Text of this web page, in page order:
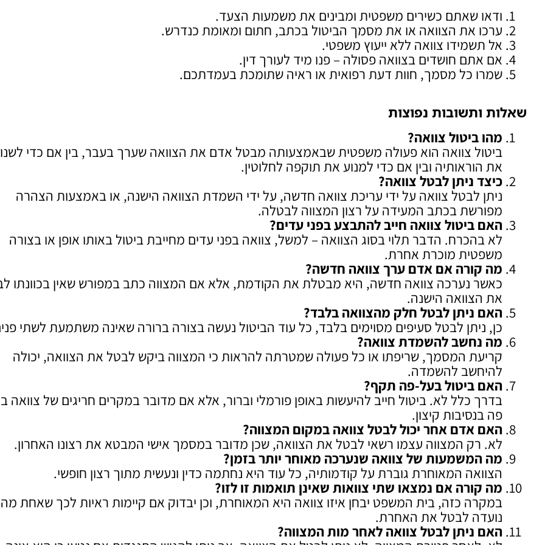
ודאו שאתם כשירים משפטית ומבינים את משמעות הצעד.
ערכו את הצוואה או את מסמך הביטול בכתב, חתום ומאומת כנדרש.
אל תשמידו צוואה ללא ייעוץ משפטי.
אם אתם חושדים בצוואה פסולה – פנו מיד לעורך דין.
שמרו כל מסמך, חוות דעת רפואית או ראיה שתומכת בעמדתכם.
שאלות ותשובות נפוצות
מהו ביטול צוואה?
ביטול צוואה הוא פעולה משפטית שבאמצעותה מבטל אדם את הצוואה שערך בעבר, בין אם כדי
את הוראותיה ובין אם כדי למנוע את תוקפה לחלוטין.
כיצד ניתן לבטל צוואה?
ניתן לבטל צוואה על ידי עריכת צוואה חדשה, על ידי השמדת הצוואה הישנה, או באמצעות הצהרה
מפורשת בכתב המעידה על רצון המצווה לבטלה.
האם ביטול צוואה חייב להתבצע בפני עדים?
לא בהכרח. הדבר תלוי בסוג הצוואה – למשל, צוואה בפני עדים מחייבת ביטול באותו אופן או בצורה
משפטית מוכרת אחרת.
מה קורה אם אדם ערך צוואה חדשה?
כאשר נערכה צוואה חדשה, היא מבטלת את הקודמת, אלא אם המצווה כתב במפורש שאין בכוונתו
את הצוואה הישנה.
האם ניתן לבטל חלק מהצוואה בלבד?
כן, ניתן לבטל סעיפים מסוימים בלבד, כל עוד הביטול נעשה בצורה ברורה שאינה משתמעת לשתי
מה נחשב להשמדת צוואה?
קריעת המסמך, שריפתו או כל פעולה שמטרתה להראות כי המצווה ביקש לבטל את הצוואה, יכולה
להיחשב להשמדה.
האם ביטול בעל-פה תקף?
בדרך כלל לא. ביטול חייב להיעשות באופן פורמלי וברור, אלא אם מדובר במקרים חריגים של צוואה
פה בנסיבות קיצון.
האם אדם אחר יכול לבטל צוואה במקום המצווה?
לא. רק המצווה עצמו רשאי לבטל את הצוואה, שכן מדובר במסמך אישי המבטא את רצונו האחרון.
מה המשמעות של צוואה שנערכה מאוחר יותר בזמן?
הצוואה המאוחרת גוברת על קודמותיה, כל עוד היא נחתמה כדין ונעשית מתוך רצון חופשי.
מה קורה אם נמצאו שתי צוואות שאינן תואמות זו לזו?
במקרה כזה, בית המשפט יבחן איזו צוואה היא המאוחרת, וכן יבדוק אם קיימות ראיות לכך שאחת
נועדה לבטל את האחרת.
האם ניתן לבטל צוואה לאחר מות המצווה?